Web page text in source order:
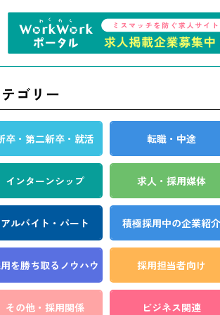
ゴリー
卒・第二新卒・就活 転職・中途
インターンシップ 求人・採用媒体
アルバイト・パート 積極採用中の企業紹介
を勝ち取る ノウハウ 採用担当者向け
その他・採用関係 ビジネス関連